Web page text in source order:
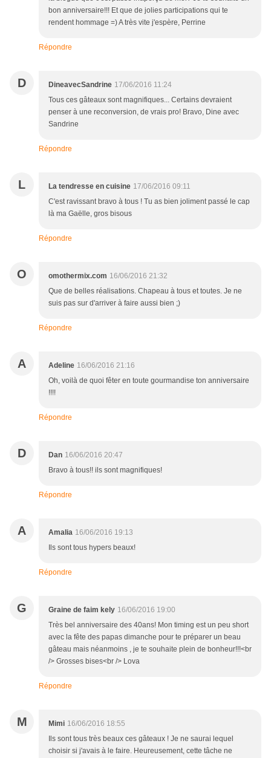
bon anniversaire!!! Et que de jolies participations qui te
rendent hommage =) A très vite j'espère, Perrine
Répondre
D DineavecSandrine 17/06/2016 11:24
Tous ces gâteaux sont magnifiques... Certains devraient
penser à une reconversion, de vrais pro! Bravo, Dine avec
Sandrine
Répondre
L La tendresse en cuisine 17/06/2016 09:11
C'est ravissant bravo à tous ! Tu as bien joliment passé le cap
là ma Gaëlle, gros bisous
Répondre
O omothermix.com 16/06/2016 21:32
Que de belles réalisations. Chapeau à tous et toutes. Je ne
suis pas sur d'arriver à faire aussi bien ;)
Répondre
A Adeline 16/06/2016 21:16
Oh, voilà de quoi fêter en toute gourmandise ton anniversaire
!!!!
Répondre
D Dan 16/06/2016 20:47
Bravo à tous!! ils sont magnifiques!
Répondre
A Amalia 16/06/2016 19:13
Ils sont tous hypers beaux!
Répondre
G Graine de faim kely 16/06/2016 19:00
Très bel anniversaire des 40ans! Mon timing est un peu short
avec la fête des papas dimanche pour te préparer un beau
gâteau mais néanmoins , je te souhaite plein de bonheur!!!<br
/> Grosses bises<br /> Lova
Répondre
M Mimi 16/06/2016 18:55
Ils sont tous très beaux ces gâteaux ! Je ne saurai lequel
choisir si j'avais à le faire. Heureusement, cette tâche ne